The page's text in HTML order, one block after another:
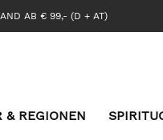
AB € 99,- (D + AT)
& REGIONEN